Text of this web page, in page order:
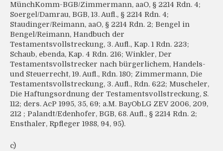
MünchKomm-BGB/Zimmermann, aaO, § 2214 Rdn. 4;
Soergel/Damrau, BGB, 13. Aufl., § 2214 Rdn. 4;
Staudinger/Reimann, aaO, § 2214 Rdn. 2; Bengel in
Bengel/Reimann, Handbuch der
Testamentsvollstreckung, 3. Aufl., Kap. 1 Rdn. 223;
Schaub, ebenda, Kap. 4 Rdn. 216; Winkler, Der
Testamentsvollstrecker nach bürgerlichem, Handels-
und Steuerrecht, 19. Aufl., Rdn. 180; Zimmermann, Die
Testamentsvollstreckung, 3. Aufl., Rdn. 622; Muscheler,
Die Haftungsordnung der Testamentsvollstreckung, S.
112; ders. AcP 1995, 35, 69; a.M. BayObLG ZEV 2006, 209,
212 ; Palandt/Edenhofer, BGB, 68. Aufl., § 2214 Rdn. 2;
Ensthaler, Rpfleger 1988, 94, 95).
c)